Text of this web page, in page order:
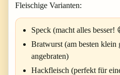
Fleischige Varianten:
Speck (macht alles besser!
Bratwurst (am besten klein
angebraten)
Hackfleisch (perfekt für